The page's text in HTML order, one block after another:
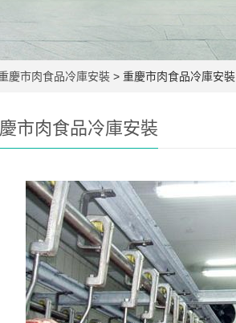
慶市肉食品冷庫安裝 > 重慶市肉食品冷庫安裝
市肉食品冷庫安裝